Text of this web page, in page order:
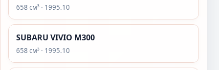
658 см³ · 1995.10
SUBARU VIVIO M300
658 см³ · 1995.10